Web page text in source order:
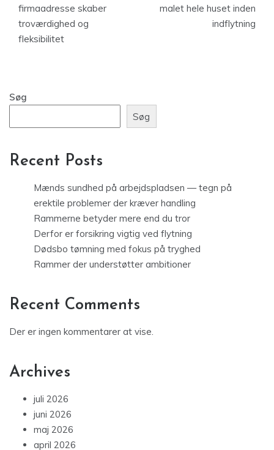
firmaadresse skaber
troværdighed og
fleksibilitet
malet hele huset inden
indflytning
Søg
Søg
Recent Posts
Mænds sundhed på arbejdspladsen — tegn på
erektile problemer der kræver handling
Rammerne betyder mere end du tror
Derfor er forsikring vigtig ved flytning
Dødsbo tømning med fokus på tryghed
Rammer der understøtter ambitioner
Recent Comments
Der er ingen kommentarer at vise.
Archives
juli 2026
juni 2026
maj 2026
april 2026